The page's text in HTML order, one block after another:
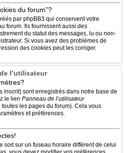
du forum”?
par phpBB3 qui conservent votre
forum. Ils fournissent aussi des
du statut des messages, lu ou non-
Si vous avez des problèmes de
des cookies peut les corriger.
l’utilisateur
inscrit) sont enregistrés dans notre base de
le lien Panneau de l’utilisateur
les pages du forum). Cela vous
et préférences.
soit sur un fuseau horaire différent de celui